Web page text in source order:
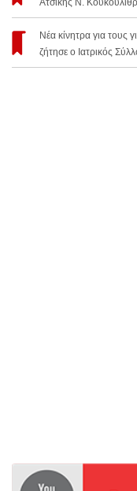
Νέα κίνητρα για τους
ζήτησε ο Ιατρικός